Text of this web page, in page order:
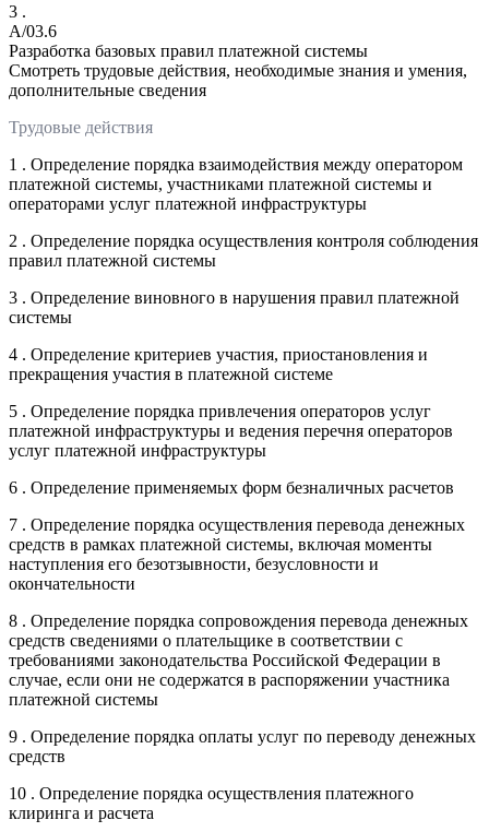
3 .
A/03.6
Разработка базовых правил платежной системы
Смотреть трудовые действия, необходимые знания и умения,
дополнительные сведения
Трудовые действия
1 . Определение порядка взаимодействия между оператором
платежной системы, участниками платежной системы и
операторами услуг платежной инфраструктуры
2 . Определение порядка осуществления контроля соблюдения
правил платежной системы
3 . Определение виновного в нарушения правил платежной
системы
4 . Определение критериев участия, приостановления и
прекращения участия в платежной системе
5 . Определение порядка привлечения операторов услуг
платежной инфраструктуры и ведения перечня операторов
услуг платежной инфраструктуры
6 . Определение применяемых форм безналичных расчетов
7 . Определение порядка осуществления перевода денежных
средств в рамках платежной системы, включая моменты
наступления его безотзывности, безусловности и
окончательности
8 . Определение порядка сопровождения перевода денежных
средств сведениями о плательщике в соответствии с
требованиями законодательства Российской Федерации в
случае, если они не содержатся в распоряжении участника
платежной системы
9 . Определение порядка оплаты услуг по переводу денежных
средств
10 . Определение порядка осуществления платежного
клиринга и расчета